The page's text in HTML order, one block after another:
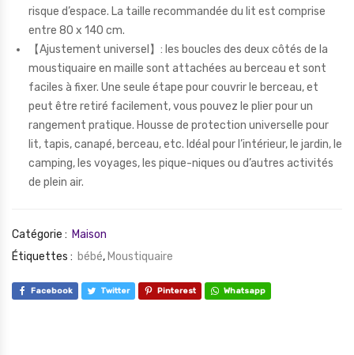
risque d’espace. La taille recommandée du lit est comprise
entre 80 x 140 cm.
【Ajustement universel】: les boucles des deux côtés de la
moustiquaire en maille sont attachées au berceau et sont
faciles à fixer. Une seule étape pour couvrir le berceau, et
peut être retiré facilement, vous pouvez le plier pour un
rangement pratique. Housse de protection universelle pour
lit, tapis, canapé, berceau, etc. Idéal pour l’intérieur, le jardin, le
camping, les voyages, les pique-niques ou d’autres activités
de plein air.
Catégorie : Maison
Étiquettes : bébé, Moustiquaire
Facebook Twitter Pinterest Whatsapp